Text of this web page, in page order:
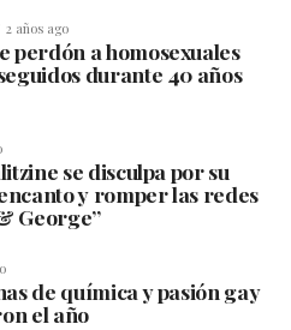
2 años ago
perdón a homosexuales
durante 40 años
se disculpa por su
y romper las redes
George”
de química y pasión gay
el año